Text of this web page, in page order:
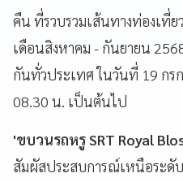
คืน ที่รวบรวมเส้นทางท่องเที่
เดือนสิงหาคม - กันยายน
กันทั่วประเทศ ในวันที่ 19 กร
08.30 น. เป็นต้นไป
'ขบวนรถหรู SRT Royal
สัมผัสประสบการณ์เหนือระดั